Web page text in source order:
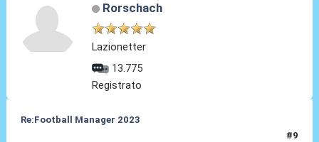
Rorschach
Lazionetter
13.775
Registrato
Re:Football Manager 2023
#9